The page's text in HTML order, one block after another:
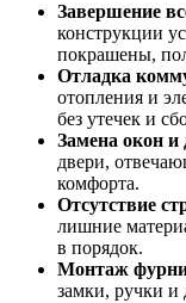
Завершение
конструкции
покрашены,
Отладка
отопления и
без утечек и
Замена окон и
двери,
комфорта.
Отсутствие
лишние
в порядок.
Монтаж
замки, ручки и